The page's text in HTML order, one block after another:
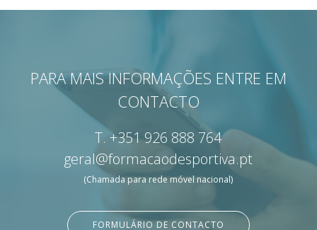
PARA MAIS INFORMAÇÕES ENTRE EM
CONTACTO
T.+351 926 888 764
geral@formacaodesportiva.pt
(Chamada para rede móvel nacional)
FORMULÁRIO DE CONTACTO